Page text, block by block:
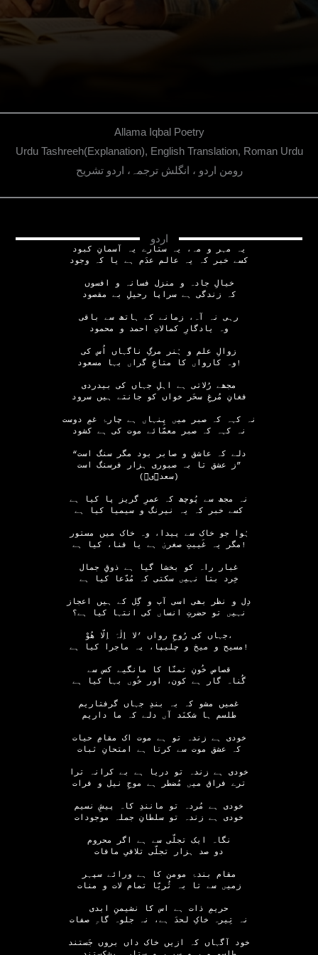
Allama Iqbal Poetry
Urdu Tashreeh(Explanation), English Translation, Roman Urdu
رومن اردو ، انگلش ترجمہ، اردو تشریح
اردو
یہ مہر و مہ، یہ ستارے یہ آسمانِ کبود
کسے خبر کہ یہ عالم عدَم ہے یا کہ وجود
خیالِ جادہ و منزل فسانہ و افسوں
کہ زندگی ہے سراپا رحیلِ بے مقصود
رہی نہ آہ، زمانے کے ہاتھ سے باقی
وہ یادگارِ کمالاتِ احمد و محمود
زوالِ علم و ہُنر مرگِ ناگہاں اُس کی
وہ کارواں کا متاعِ گراں بہا مسعود!
مجھے رُلاتی ہے اہلِ جہاں کی بیدردی
فغانِ مُرغِ سحَر خواں کو جانتے ہیں سرود
نہ کہہ کہ صبر میں پِنہاں ہے چارۂ غمِ دوست
نہ کہہ کہ صبر معمّائے موت کی ہے کشود
“دلے کہ عاشق و صابر بود مگر سنگ است
ز عشق تا بہ صبوری ہزار فرسنگ است”
(سعدؔیؒ)
نہ مجھ سے پُوچھ کہ عمرِ گریز پا کیا ہے
کسے خبر کہ یہ نیرنگ و سیمیا کیا ہے
ہُوا جو خاک سے پیدا، وہ خاک میں مستور
مگر یہ غَیبتِ صغریٰ ہے یا فنا، کیا ہے!
غبار راہ کو بخشا گیا ہے ذوقِ جمال
خِرد بتا نہیں سکتی کہ مُدّعا کیا ہے
دِل و نظر بھی اسی آب و گِل کے ہیں اعجاز
نہیں تو حضرتِ انساں کی انتہا کیا ہے؟
جہاں کی رُوحِ رواں ’لا اِلٰہَ اِلّا ھُوْ،
مسیح و میخ و چلیپا، یہ ماجرا کیا ہے!
قصاص خُونِ تمنّا کا مانگیے کس سے
گُناہ گار ہے کون، اور خُوں بہا کیا ہے
غمیں مشو کہ بہ بندِ جہاں گرفتاریم
طلسم ہا شکنَد آں دلے کہ ما داریم
خودی ہے زندہ تو ہے موت اک مقامِ حیات
کہ عشق موت سے کرتا ہے امتحانِ ثبات
خودی ہے زندہ تو دریا ہے بے کرانہ ترا
ترے فراق میں مُضطر ہے موجِ نیل و فرات
خودی ہے مُردہ تو مانندِ کاہ پیشِ نسیم
خودی ہے زندہ تو سلطانِ جملہ موجودات
نگاہ ایک تجلّی سے ہے اگر محروم
دو صد ہزار تجلّی تلافیِ مافات
مقام بندۂ مومن کا ہے ورائے سپہر
زمیں سے تا بہ ثُریّا تمام لات و منات
حریمِ ذات ہے اس کا نشیمنِ ابدی
نہ تِیرہ خاکِ لحدَ ہے، نہ جلوہ گاہِ صفات
خود آگہاں کہ ازیں خاک داں بروں جَستند